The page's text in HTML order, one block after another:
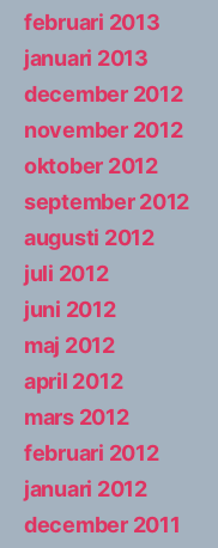
februari 2013
januari 2013
december 2012
november 2012
oktober 2012
september 2012
augusti 2012
juli 2012
juni 2012
maj 2012
april 2012
mars 2012
februari 2012
januari 2012
december 2011